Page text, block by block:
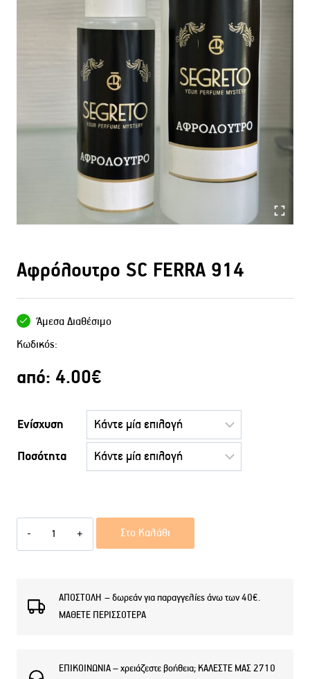
Αφρόλουτρο SC FERRA 914
Άμεσα Διαθέσιμο
Κωδικός:
από: 4.00€
Ενίσχυση
Ποσότητα
Αφρόλουτρο
SC
ποσότητα
Στο Καλάθι
ΑΠΟΣΤΟΛΗ – δωρεάν για παραγγελίες άνω των 40€.
ΜΑΘΕΤΕ ΠΕΡΙΣΣΟΤΕΡΑ
ΕΠΙΚΟΙΝΩΝΙΑ – χρειάζεστε βοήθεια; ΚΑΛΕΣΤΕ ΜΑΣ 2710